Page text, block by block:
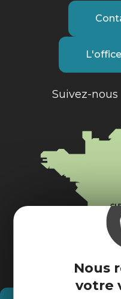
Nous
votre
Suivez-nous